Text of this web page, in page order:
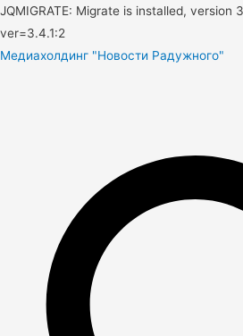
JQMIGRATE: Migrate is installed, version
ver=3.4.1:2
Медиахолдинг "Новости Радужного"